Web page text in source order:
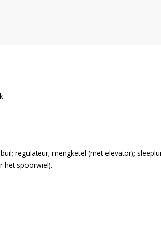
regulateur; mengketel (met elevator);
het spoorwiel).